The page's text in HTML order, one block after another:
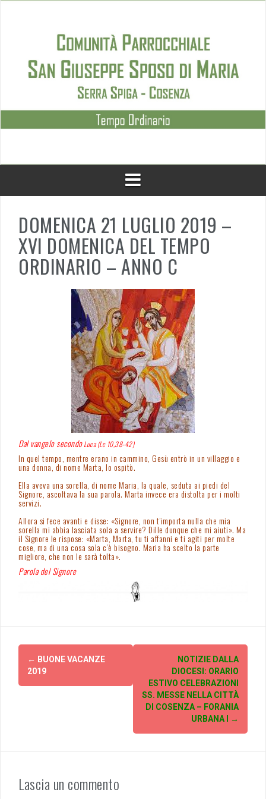
DOMENICA 21 LUGLIO 2019 –
XVI DOMENICA DEL TEMPO
ORDINARIO – ANNO C
Dal vangelo secondoLuca (Lc 10,38-42)
In quel tempo, mentre erano in cammino, Gesù entrò in un villaggio e
una donna, di nome Marta, lo ospitò.
Ella aveva una sorella, di nome Maria, la quale, seduta ai piedi del
Signore, ascoltava la sua parola. Marta invece era distolta per i molti
servizi.
Allora si fece avanti e disse: «Signore, non t’importa nulla che mia
sorella mi abbia lasciata sola a servire? Dille dunque che mi aiuti». Ma
il Signore le rispose: «Marta, Marta, tu ti affanni e ti agiti per molte
cose, ma di una cosa sola c’è bisogno. Maria ha scelto la parte
migliore, che non le sarà tolta».
Parola del Signore
Post
navigation
← BUONE VACANZE
2019
NOTIZIE DALLA
DIOCESI: ORARIO
ESTIVO CELEBRAZIONI
SS. MESSE NELLA CITTÀ
DI COSENZA – FORANIA
URBANA I →
Lascia un commento